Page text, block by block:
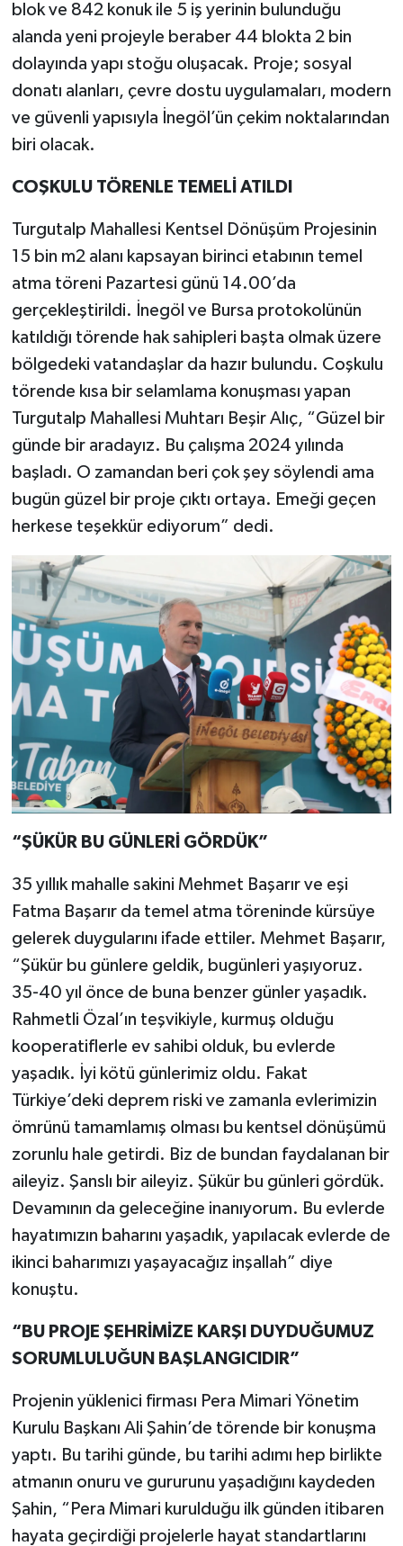
blok ve 842 konuk ile 5 iş yerinin bulunduğu
alanda yeni projeyle beraber 44 blokta 2 bin
dolayında yapı stoğu oluşacak. Proje; sosyal
donatı alanları, çevre dostu uygulamaları, modern
ve güvenli yapısıyla İnegöl’ün çekim noktalarından
biri olacak.
COŞKULU TÖRENLE TEMELİ ATILDI
Turgutalp Mahallesi Kentsel Dönüşüm Projesinin
15 bin m2 alanı kapsayan birinci etabının temel
atma töreni Pazartesi günü 14.00’da
gerçekleştirildi. İnegöl ve Bursa protokolünün
katıldığı törende hak sahipleri başta olmak üzere
bölgedeki vatandaşlar da hazır bulundu. Coşkulu
törende kısa bir selamlama konuşması yapan
Turgutalp Mahallesi Muhtarı Beşir Alıç, “Güzel bir
günde bir aradayız. Bu çalışma 2024 yılında
başladı. O zamandan beri çok şey söylendi ama
bugün güzel bir proje çıktı ortaya. Emeği geçen
herkese teşekkür ediyorum” dedi.
“ŞÜKÜR BU GÜNLERİ GÖRDÜK”
35 yıllık mahalle sakini Mehmet Başarır ve eşi
Fatma Başarır da temel atma töreninde kürsüye
gelerek duygularını ifade ettiler. Mehmet Başarır,
“Şükür bu günlere geldik, bugünleri yaşıyoruz.
35-40 yıl önce de buna benzer günler yaşadık.
Rahmetli Özal’ın teşvikiyle, kurmuş olduğu
kooperatiflerle ev sahibi olduk, bu evlerde
yaşadık. İyi kötü günlerimiz oldu. Fakat
Türkiye’deki deprem riski ve zamanla evlerimizin
ömrünü tamamlamış olması bu kentsel dönüşümü
zorunlu hale getirdi. Biz de bundan faydalanan bir
aileyiz. Şanslı bir aileyiz. Şükür bu günleri gördük.
Devamının da geleceğine inanıyorum. Bu evlerde
hayatımızın baharını yaşadık, yapılacak evlerde de
ikinci baharımızı yaşayacağız inşallah” diye
konuştu.
“BU PROJE ŞEHRİMİZE KARŞI DUYDUĞUMUZ
SORUMLULUĞUN BAŞLANGICIDIR”
Projenin yüklenici firması Pera Mimari Yönetim
Kurulu Başkanı Ali Şahin’de törende bir konuşma
yaptı. Bu tarihi günde, bu tarihi adımı hep birlikte
atmanın onuru ve gururunu yaşadığını kaydeden
Şahin, “Pera Mimari kurulduğu ilk günden itibaren
hayata geçirdiği projelerle hayat standartlarını